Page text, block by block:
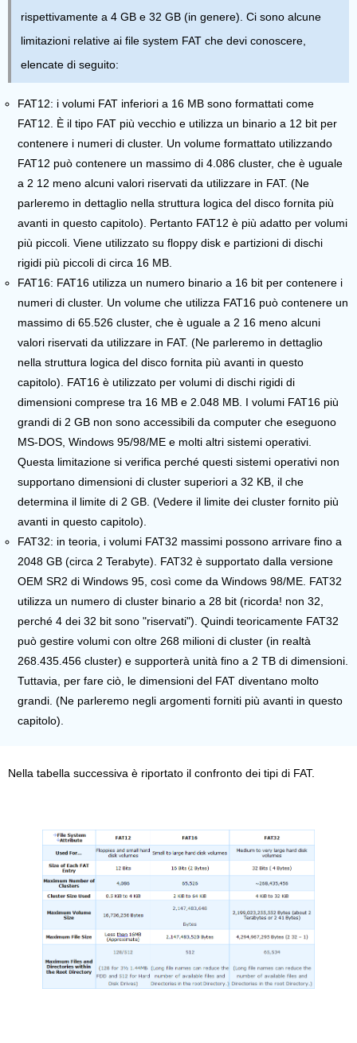
rispettivamente a 4 GB e 32 GB (in genere). Ci sono alcune
limitazioni relative ai file system FAT che devi conoscere,
elencate di seguito:
FAT12: i volumi FAT inferiori a 16 MB sono formattati come
FAT12. È il tipo FAT più vecchio e utilizza un binario a 12 bit per
contenere i numeri di cluster. Un volume formattato utilizzando
FAT12 può contenere un massimo di 4.086 cluster, che è uguale
a 2 12 meno alcuni valori riservati da utilizzare in FAT. (Ne
parleremo in dettaglio nella struttura logica del disco fornita più
avanti in questo capitolo). Pertanto FAT12 è più adatto per volumi
più piccoli. Viene utilizzato su floppy disk e partizioni di dischi
rigidi più piccoli di circa 16 MB.
FAT16: FAT16 utilizza un numero binario a 16 bit per contenere i
numeri di cluster. Un volume che utilizza FAT16 può contenere un
massimo di 65.526 cluster, che è uguale a 2 16 meno alcuni
valori riservati da utilizzare in FAT. (Ne parleremo in dettaglio
nella struttura logica del disco fornita più avanti in questo
capitolo). FAT16 è utilizzato per volumi di dischi rigidi di
dimensioni comprese tra 16 MB e 2.048 MB. I volumi FAT16 più
grandi di 2 GB non sono accessibili da computer che eseguono
MS-DOS, Windows 95/98/ME e molti altri sistemi operativi.
Questa limitazione si verifica perché questi sistemi operativi non
supportano dimensioni di cluster superiori a 32 KB, il che
determina il limite di 2 GB. (Vedere il limite dei cluster fornito più
avanti in questo capitolo).
FAT32: in teoria, i volumi FAT32 massimi possono arrivare fino a
2048 GB (circa 2 Terabyte). FAT32 è supportato dalla versione
OEM SR2 di Windows 95, così come da Windows 98/ME. FAT32
utilizza un numero di cluster binario a 28 bit (ricorda! non 32,
perché 4 dei 32 bit sono "riservati"). Quindi teoricamente FAT32
può gestire volumi con oltre 268 milioni di cluster (in realtà
268.435.456 cluster) e supporterà unità fino a 2 TB di dimensioni.
Tuttavia, per fare ciò, le dimensioni del FAT diventano molto
grandi. (Ne parleremo negli argomenti forniti più avanti in questo
capitolo).
Nella tabella successiva è riportato il confronto dei tipi di FAT.